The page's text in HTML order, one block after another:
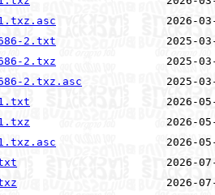
2.txt
2.txz
2.txz.asc